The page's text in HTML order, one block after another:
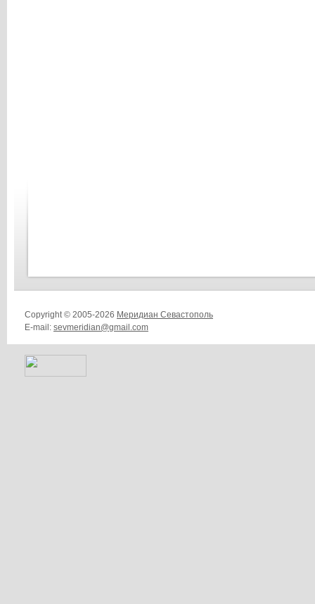
Copyright © 2005-2026 Меридиан Севастополь
E-mail: sevmeridian@gmail.com